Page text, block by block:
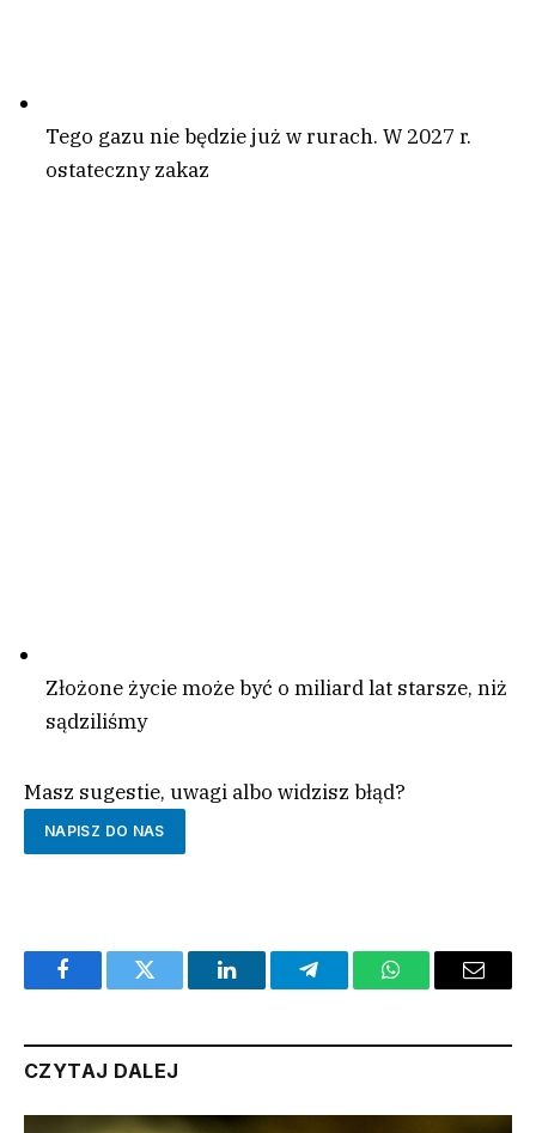
Tego gazu nie będzie już w rurach. W 2027 r.
ostateczny zakaz
Złożone życie może być o miliard lat starsze, niż
sądziliśmy
Masz sugestie, uwagi albo widzisz błąd?
NAPISZ DO NAS
FacebookTwitter LinkedInTelegramWhatsAppEmail
CZYTAJ DALEJ